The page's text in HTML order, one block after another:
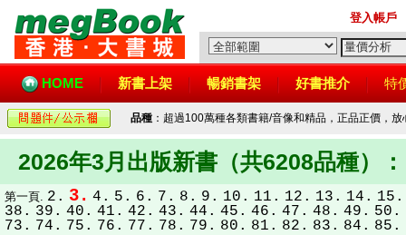
登入帳戶
HOME 新書上架 暢銷書架 好書推介 特
品種 ：超過100萬種各類書籍/音像和精品，正品正價，
2026年3月出版新書（共6208品種）：
第一頁. 2. 3. 4. 5. 6. 7. 8. 9. 10. 11. 12. 13. 14. 15.
38. 39. 40. 41. 42. 43. 44. 45. 46. 47. 48. 49. 50.
73. 74. 75. 76. 77. 78. 79. 80. 81. 82. 83. 84. 85.